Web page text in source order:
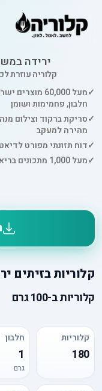
ירידה
קלוריה עוזרת
✓
מעל 60,000
חלבון, פחמימות ושומן
✓
מהירה למעקב
✓דוח תזונתי מפורט
✓מעל 1,000 מתכונים בריאים ומגוונים
קלוריותבזיתים
קלוריותב-100 גרם
קלוריות
180
חלבון
1
גרם